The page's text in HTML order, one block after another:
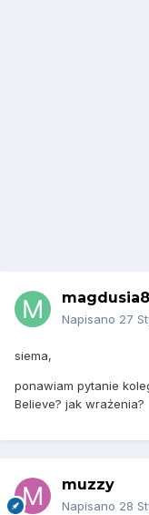
Napisano 27
siema,
ponawiam pytanie
Believe? jak wrażenia?
muzzy
Napisano 28